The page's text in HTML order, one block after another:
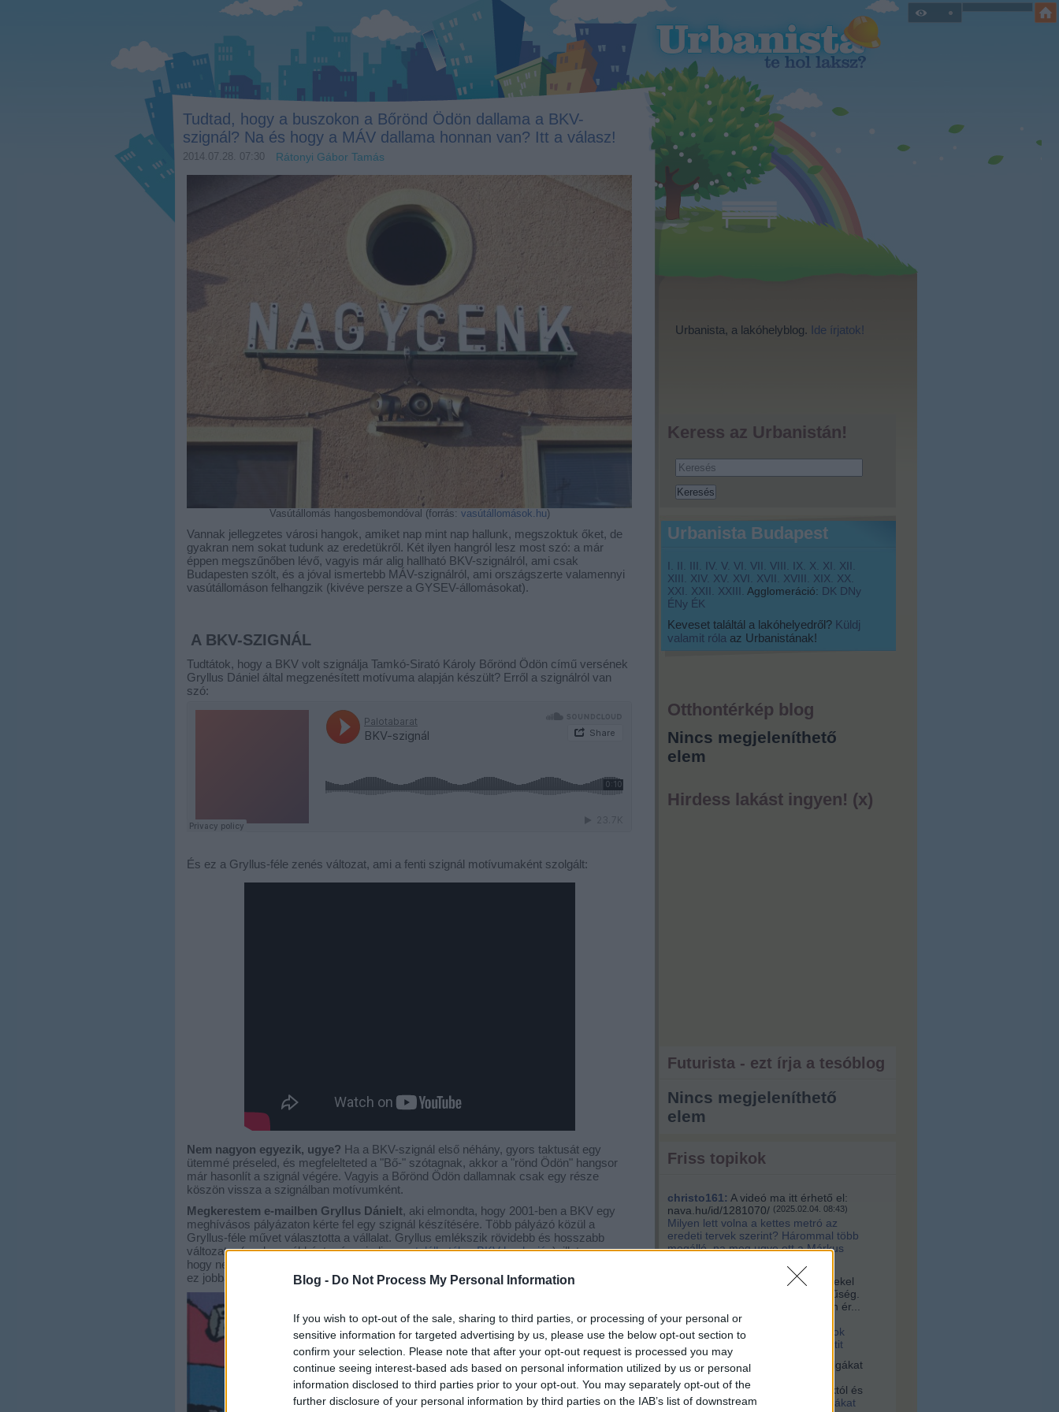
Blog - Do Not Process My Personal Information
If you wish to opt-out of the sale, sharing to third parties, or processing of your personal or
sensitive information for targeted advertising by us, please use the below opt-out section to
confirm your selection. Please note that after your opt-out request is processed you may
continue seeing interest-based ads based on personal information utilized by us or personal
information disclosed to third parties prior to your opt-out. You may separately opt-out of the
further disclosure of your personal information by third parties on the IAB’s list of downstream
Tudtad, hogy a buszokon a Bőrönd Ödön dallama a BKV-
szignál? Na és hogy a MÁV dallama honnan van? Itt a válasz!
2014.07.28. 07:30 Rátonyi Gábor Tamás
Vasútállomás hangosbemondóval (forrás: vasútállomások.hu)
Vannak jellegzetes városi hangok, amiket nap mint nap hallunk, megszoktuk őket, de
gyakran nem sokat tudunk az eredetükről. Két ilyen hangról lesz most szó: a már
éppen megszűnőben lévő, vagyis már alig hallható BKV-szignálról, ami csak
Budapesten szólt, és a jóval ismertebb MÁV-szignálról, ami országszerte valamennyi
vasútállomáson felhangzik (kivéve persze a GYSEV-állomásokat).
A BKV-SZIGNÁL
Tudtátok, hogy a BKV volt szignálja Tamkó-Sirató Károly Bőrönd Ödön című versének
Gryllus Dániel által megzenésített motívuma alapján készült? Erről a szignálról van
szó:
És ez a Gryllus-féle zenés változat, ami a fenti szignál motívumaként szolgált:
Nem nagyon egyezik, ugye? Ha a BKV-szignál első néhány, gyors taktusát egy
ütemmé préseled, és megfelelteted a "Bő-" szótagnak, akkor a "rönd Ödön" hangsor
már hasonlít a szignál végére. Vagyis a Bőrönd Ödön dallamnak csak egy része
köszön vissza a szignálban motívumként.
Megkerestem e-mailben Gryllus Dánielt, aki elmondta, hogy 2001-ben a BKV egy
meghívásos pályázaton kérte fel egy szignál készítésére. Több pályázó közül a
Gryllus-féle művet választotta a vállalat. Gryllus emlékszik rövidebb és hosszabb
változatra (ezek egyébként még mindigmegtalálhatók a BKV honlapján), illetve arra,
hogy nem az eredeti hangszereléssel játszották fel a dallamot, hanem szintetizátorral -
ez jobban illett a metrókhoz.
Urbanista, a lakóhelyblog. Ide írjatok!
Keress az Urbanistán!
Urbanista Budapest
I. II. III. IV. V. VI. VII. VIII. IX. X. XI.
XII.
XIII.
XIV. XV. XVI. XVII. XVIII. XIX.
XX.
XXI.
XXII. XXIII. Agglomeráció: DK DNy
ÉNy ÉK
Keveset találtál a lakóhelyedről? Küldj
valamit róla az Urbanistának!
Otthontérkép blog
Nincs megjeleníthető
elem
Hirdess lakást ingyen! (x)
Futurista - ezt írja a tesóblog
Nincs megjeleníthető
elem
Friss topikok
christo161: A videó ma itt érhető el:
nava.hu/id/1281070/ (2025.02.04. 08:43)
Milyen lett volna a kettes metró az
eredeti tervek szerint? Hárommal több
megálló, na meg ugye ott a Márkus
Sziasztok! Nagyon érdekel
engem is az építészet és korszerűség.
Éppen valamelyik nap egy nagyon ér...
(2021.04.16. 10:56)
szentpétervári Müpáról. Ugyanazok
tervezik és építik, mint a budapestit
király vagyok:A négerek rabszolgákat
nem befogták Afrikában, hanem
pénzért vették az ottani uralkodóktól és
kere...(2021.03.03. 23:36
Rabszolgákat